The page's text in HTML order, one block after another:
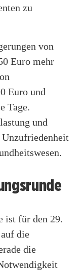
zu
von
Euro mehr
Euro und
Tage.
und
Unzufriedenheit
ist für den 29.
die
die